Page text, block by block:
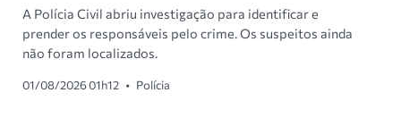
A Polícia Civil abriu investigação para identificar e
prender os responsáveis pelo crime. Os suspeitos ainda
não foram localizados.
01/08/2026 01h12 • Polícia